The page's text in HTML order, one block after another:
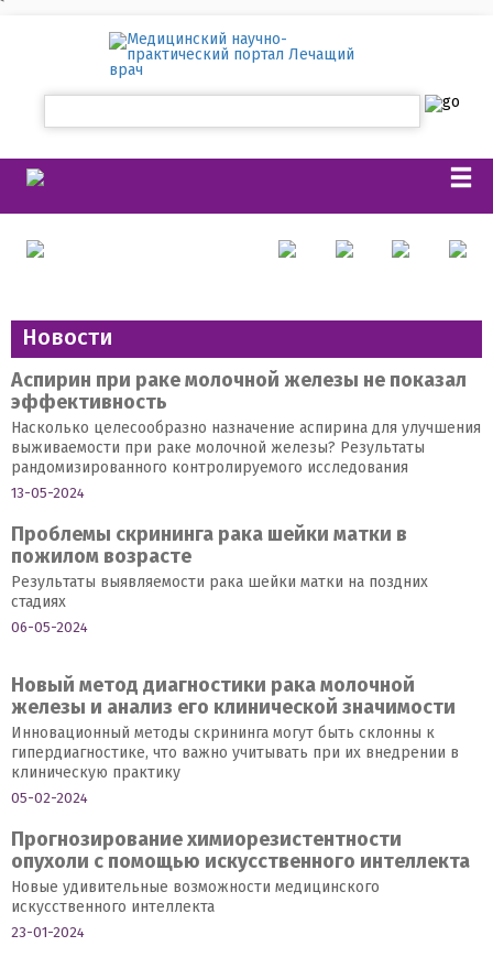
`
Новости
Аспирин при раке молочной железы не показал
эффективность
Насколько целесообразно назначение аспирина для улучшения
выживаемости при раке молочной железы? Результаты
рандомизированного контролируемого исследования
13-05-2024
Проблемы скрининга рака шейки матки в
пожилом возрасте
Результаты выявляемости рака шейки матки на поздних
стадиях
06-05-2024
Новый метод диагностики рака молочной
железы и анализ его клинической значимости
Инновационный методы скрининга могут быть склонны к
гипердиагностике, что важно учитывать при их внедрении в
клиническую практику
05-02-2024
Прогнозирование химиорезистентности
опухоли с помощью искусственного интеллекта
Новые удивительные возможности медицинского
искусственного интеллекта
23-01-2024